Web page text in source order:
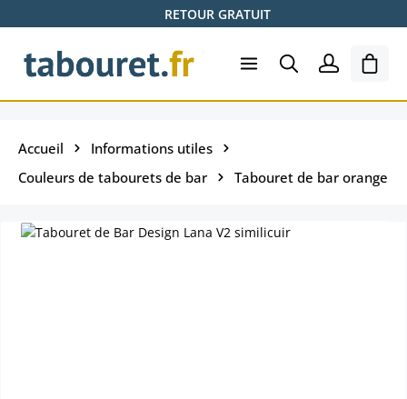
Passer au contenu principalRETOUR GRATUIT
Le
Accueil
Informations utiles
Couleurs de tabourets de bar
Tabouret de bar orange